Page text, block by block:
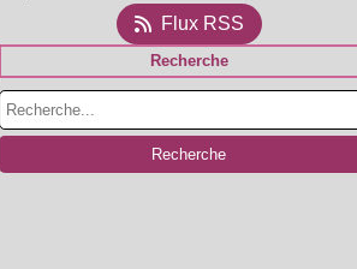
Flux RSS
Recherche